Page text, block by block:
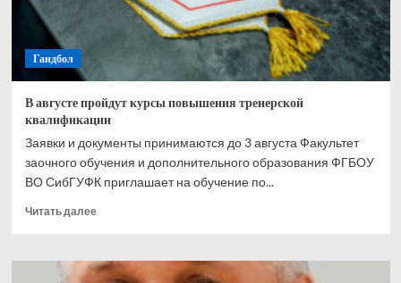
четвертьфинале
Гандбол
В августе пройдут курсы повышения тренерской
квалификации
Заявки и документы принимаются до 3 августа Факультет
заочного обучения и дополнительного образования ФГБОУ
ВО СибГУФК приглашает на обучение по...
Читать далееПрочитать
В
августе